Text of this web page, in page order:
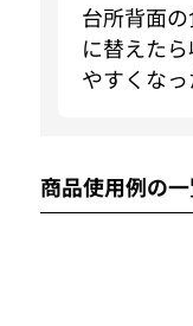
台所背面
に替えた
やすくなっ
商品使用例の